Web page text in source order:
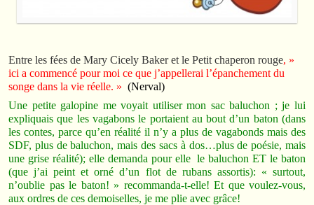
Entre les fées de Mary Cicely Baker et le Petit chaperon rouge, »
ici a commencé pour moi ce que j’appellerai l’épanchement du
songe dans la vie réelle. » (Nerval)
Une petite galopine me voyait utiliser mon sac baluchon ; je lui
expliquais que les vagabons le portaient au bout d’un baton (dans
les contes, parce qu’en réalité il n’y a plus de vagabonds mais des
SDF, plus de baluchon, mais des sacs à dos…plus de poésie, mais
une grise réalité); elle demanda pour elle le baluchon ET le baton
(que j’ai peint et orné d’un flot de rubans assortis): « surtout,
n’oublie pas le baton! » recommanda-t-elle! Et que voulez-vous,
aux ordres de ces demoiselles, je me plie avec grâce!